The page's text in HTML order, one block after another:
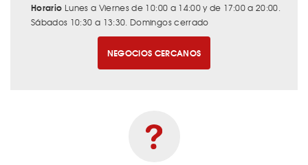
Horario Lunes a Viernes de 10:00 a 14:00 y de 17:00 a 20:00.
Sábados 10:30 a 13:30. Domingos cerrado
NEGOCIOS CERCANOS